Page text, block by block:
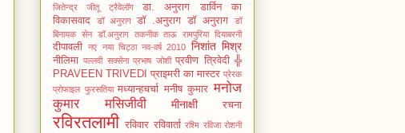
जितेन्द्र जीतू ट्रैवेलॉग डा. अनुराग
डार्विन का
विकासवाद
डॉ अनुराग डॉ .अनुराग डॉ अनुराग
डॉ
बिनायक सेन डॉ.अनुराग तकनीक ताऊ रामपुरिया दियाबरनी
दीपावली नए नया चिट्ठा नव-वर्ष 2010 निशांत मिश्र
नीलिमा पल्लवी सक्सेना प्रभाष जोशी प्रवीण त्रिवेदी ╬
PRAVEEN TRIVEDI प्राइमरी का मास्टर प्रेरक
प्रोफाइल फुरसतिया मध्यान्हचर्चा मनीष कुमार मनोज
कुमार
मसिजीवी मीनाक्षी रचना
रविरतलामी रविवार रविवार्ता रश्मि रविजा रोशनी